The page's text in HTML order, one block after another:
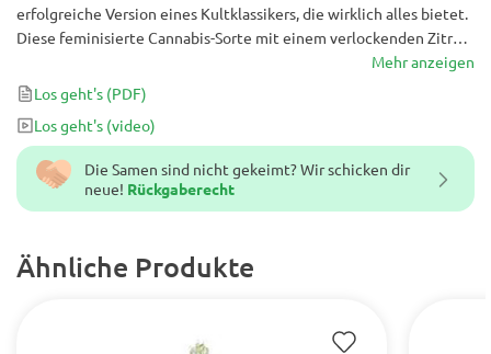
Die Samen sind nicht gekeimt? Wir schicken dir
neue! Rückgaberecht
Ähnliche Produkte
erfolgreiche Version eines Kultklassikers, die wirklich alles bietet.
Diese feminisierte Cannabis-Sorte mit einem verlockenden Zitrus-
und Traubenaroma bringt farbenfrohe Blüten und übergroße,
kristallbedeckte Knospen mit einem THC-Gehalt von 23% hervor!
Mehr anzeigen
Los geht's (PDF)
Los geht's (video)